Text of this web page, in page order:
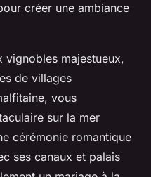
créer une ambiance
vignobles majestueux,
de villages
vous
sur la mer
cérémonie romantique
ses canaux et palais